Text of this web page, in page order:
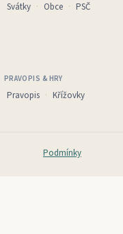
Svátky Obce PSČ
PRAVOPIS & HRY
Pravopis Křížovky
Podmínky